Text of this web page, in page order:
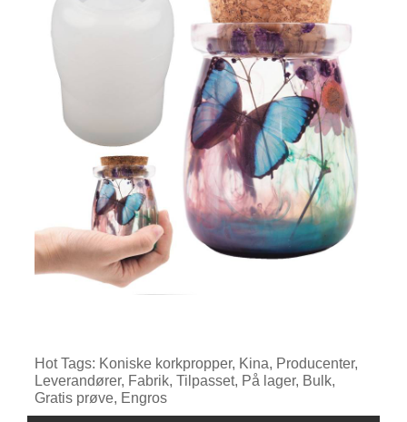
Hot Tags: Koniske korkpropper, Kina, Producenter,
Leverandører, Fabrik, Tilpasset, På lager, Bulk,
Gratis prøve, Engros